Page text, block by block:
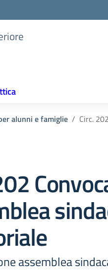
alunni e famiglie Circ.
assemblea